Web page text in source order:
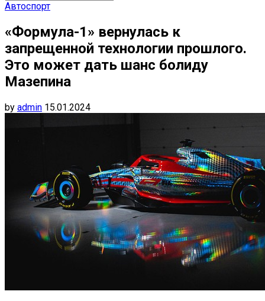
Автоспорт
«Формула-1» вернулась к
запрещенной технологии прошлого.
Это может дать шанс болиду
Мазепина
by admin 15.01.2024